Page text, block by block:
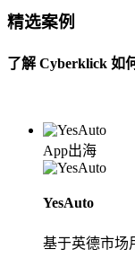
精选案例
了解 Cyberklick 如
App出海
YesAuto
基于英德市场